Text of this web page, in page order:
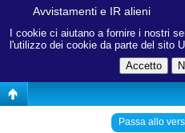
I cookie ci aiutano a fornire i nostri
l'utilizzo dei cookie da parte del sito
Avvistamenti e IR alieni
Passa allo